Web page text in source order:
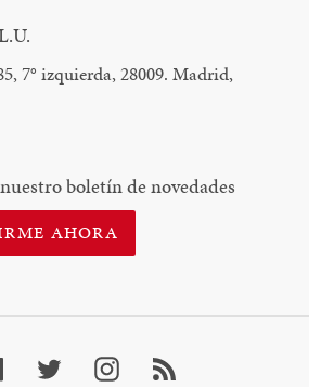
7° izquierda, 28009. Madrid,
boletín de novedades
AHORA
Facebook TwitterInstagram